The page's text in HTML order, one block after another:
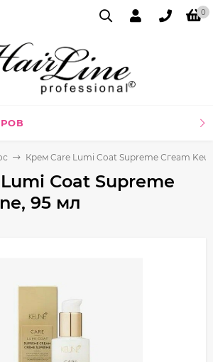
0
Крем Care Lumi Coat Supreme Сгеаm
Coat Supreme
95 мл